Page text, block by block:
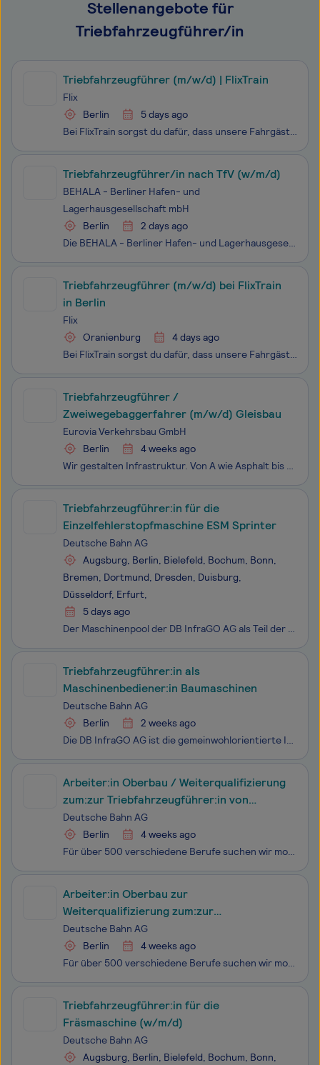
Stellenangebote für
Triebfahrzeugführer/in
Triebfahrzeugführer (m/w/d) | FlixTrain
Flix
Berlin
5 days ago
Bei FlixTrain sorgst du dafür, dass unsere Fahrgäste sicher und mit gutem Gefühl ans Ziel kommen. In einem starken Team übernimmst du Verantwortung, erlebst jeden Tag etwas Neues und kannst dich in einem Umfeld entwickeln, in dem dein Einsatz wirklich zählt. Als ausgebildete:r Lokführer:inmit gül
Triebfahrzeugführer/in nach TfV (w/m/d)
BEHALA - Berliner Hafen- und
Lagerhausgesellschaft mbH
Berlin
2 days ago
Die BEHALA - Berliner Hafen- und Lagerhausgesellschaft mbH – leistungsstarker Logistikdienstleister in der Hauptstadt und einer der größten Binnenhäfen in Deutschland – bietet in ihren verschiedenen Hafenstandorten sowohl Dienstleistungen in den Bereichen Umschlag, Lagerung und Transport als auch di
Triebfahrzeugführer (m/w/d) bei FlixTrain
in Berlin
Flix
Oranienburg
4 days ago
Bei FlixTrain sorgst du dafür, dass unsere Fahrgäste sicher und mit gutem Gefühl ans Ziel kommen. In einem starken Team übernimmst du Verantwortung, erlebst jeden Tag etwas Neues und kannst dich in einem Umfeld entwickeln, in dem dein Einsatz wirklich zählt. Als ausgebildete:r Lokführer:inmit gül
Triebfahrzeugführer /
Zweiwegebaggerfahrer (m/w/d) Gleisbau
Eurovia Verkehrsbau GmbH
Berlin
4 weeks ago
Wir gestalten Infrastruktur. Von A wie Asphalt bis zu Z wie zukunftsweisende Technologien. Mit bundesweit über 140 Standorten und rund 4.000 Mitarbeiter:innen zählt VINCI Construction Deutschland mit seiner Leitmarke Eurovia zu den führenden Unternehmen im Asphalt- und Straßenbau. Dabei decken wir d
Triebfahrzeugführer:in für die
Einzelfehlerstopfmaschine ESM Sprinter
Deutsche Bahn AG
Augsburg, Berlin, Bielefeld, Bochum, Bonn,
Bremen, Dortmund, Dresden, Duisburg,
Düsseldorf, Erfurt,
5 days ago
Der Maschinenpool der DB InfraGO AG als Teil der Deutschen Bahn sorgt mit rund 400 engagierten Mitarbeitenden deutschlandweit für den reibungslosen Einsatz von Gleisbaumaschinen und Schienenfahrzeugen. Die Fahrzeuge sind im Einsatz für die Wartung, Inspektion und Instandsetzung des Schienennetzes de
Triebfahrzeugführer:in als
Maschinenbediener:in Baumaschinen
Deutsche Bahn AG
Berlin
2 weeks ago
Die DB InfraGO AG ist die gemeinwohlorientierte Infrastrukturgesellschaft der Deutschen Bahn. Als Deutschlands größter Gastgeber empfangen wir an unseren 5.400 Bahnhöfen circa 21 Millionen Reisende und Besuchende täglich. Unser Ziel: Wir gestalten Orte, an denen sich unsere Kund:innen gerne aufhalte
Arbeiter:in Oberbau / Weiterqualifizierung
zum:zur Triebfahrzeugführer:in von
Nebenfahrzeugen
Deutsche Bahn AG
Berlin
4 weeks ago
Für über 500 verschiedene Berufe suchen wir motivierte Mitarbeitende. Und das in ganz Deutschland. Ob erfahrene Profis oder Berufsstarter:innen - wir bieten zahlreiche Einstiegs- und Weiterbildungsmöglichkeiten.
Arbeiter:in Oberbau zur
Weiterqualifizierung zum:zur
Triebfahrzeugführer:in von
Nebenfahrzeugen
Deutsche Bahn AG
Berlin
4 weeks ago
Für über 500 verschiedene Berufe suchen wir motivierte Mitarbeitende. Und das in ganz Deutschland. Ob erfahrene Profis oder Berufsstarter:innen - wir bieten zahlreiche Einstiegs- und Weiterbildungsmöglichkeiten.
Triebfahrzeugführer:in für die
Fräsmaschine (w/m/d)
Deutsche Bahn AG
Augsburg, Berlin, Bielefeld, Bochum, Bonn,